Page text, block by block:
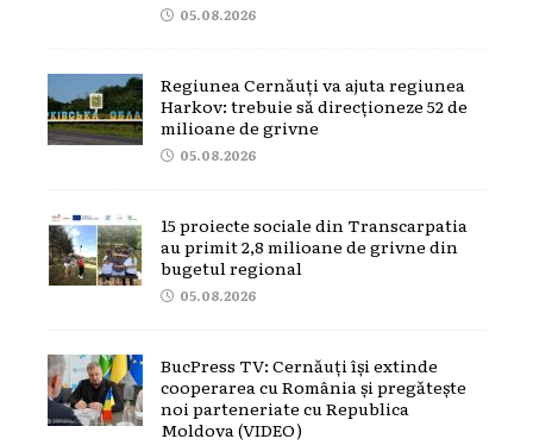
05.08.2026
Regiunea Cernăuți va ajuta regiunea
Harkov: trebuie să direcționeze 52 de
milioane de grivne
05.08.2026
15 proiecte sociale din Transcarpatia
au primit 2,8 milioane de grivne din
bugetul regional
05.08.2026
BucPress TV: Cernăuți își extinde
cooperarea cu România și pregătește
noi parteneriate cu Republica
Moldova (VIDEO)